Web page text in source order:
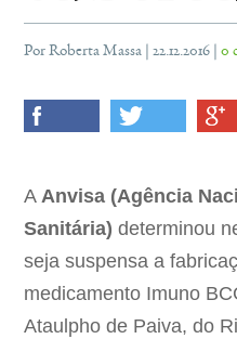
Por Roberta Massa | 22.12.2016 |0
AAnvisa (Agência
Sanitária) determinou
seja suspensa a
medicamento Imuno
Ataulpho de Paiva, do